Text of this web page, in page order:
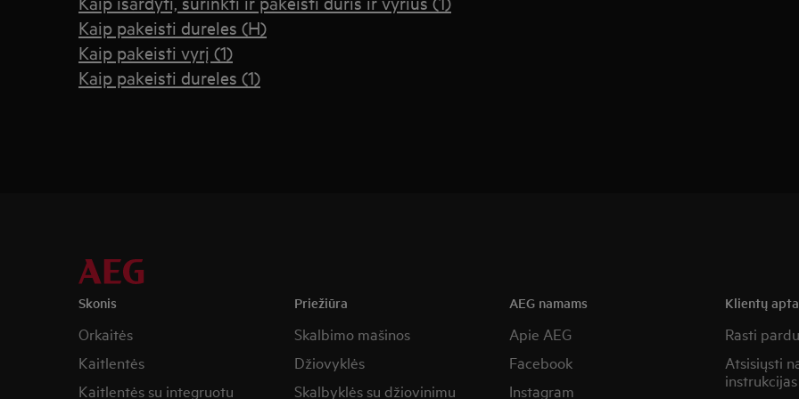
Kaip pakeisti dureles (H)
Kaip pakeisti vyrį (1)
Kaip pakeisti dureles (1)
Skonis
Orkaitės
Kaitlentės
Kaitlentės su integruotu
Priežiūra
Skalbimo mašinos
Džiovyklės
Skalbyklės su džiovinimu
AEG namams
Apie AEG
Facebook
Instagram
Klientų
Rasti
Atsisiųsti
instrukcijas